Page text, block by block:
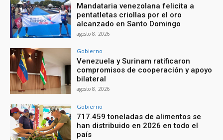
Mandataria venezolana felicita a
pentatletas criollas por el oro
alcanzado en Santo Domingo
agosto 8, 2026
Gobierno
Venezuela y Surinam ratificaron
compromisos de cooperación y apoyo
bilateral
agosto 8, 2026
Gobierno
717.459 toneladas de alimentos se
han distribuido en 2026 en todo el
país